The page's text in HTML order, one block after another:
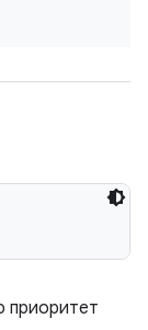
приоритет